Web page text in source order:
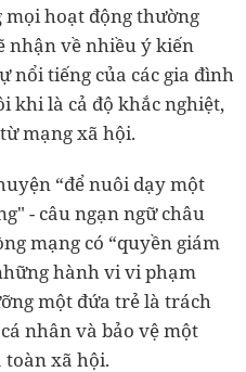
hoạt động thường
nhận về nhiều ý kiến
nổi tiếng của các gia đình
khi là cả độ khắc nghiệt,
mạng xã hội.
“để nuôi dạy một
- câu ngạn ngữ châu
mạng có “quyền giám
hành vi vi phạm
một đứa trẻ là trách
nhân và bảo vệ một
xã hội.